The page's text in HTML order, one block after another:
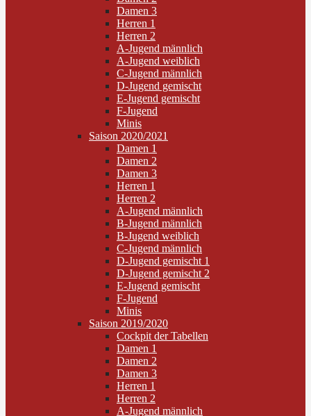
Damen 3
Herren 1
Herren 2
A-Jugend männlich
A-Jugend weiblich
C-Jugend männlich
D-Jugend gemischt
E-Jugend gemischt
F-Jugend
Minis
Saison 2020/2021
Damen 1
Damen 2
Damen 3
Herren 1
Herren 2
A-Jugend männlich
B-Jugend männlich
B-Jugend weiblich
C-Jugend männlich
D-Jugend gemischt 1
D-Jugend gemischt 2
E-Jugend gemischt
F-Jugend
Minis
Saison 2019/2020
Cockpit der Tabellen
Damen 1
Damen 2
Damen 3
Herren 1
Herren 2
A-Jugend männlich